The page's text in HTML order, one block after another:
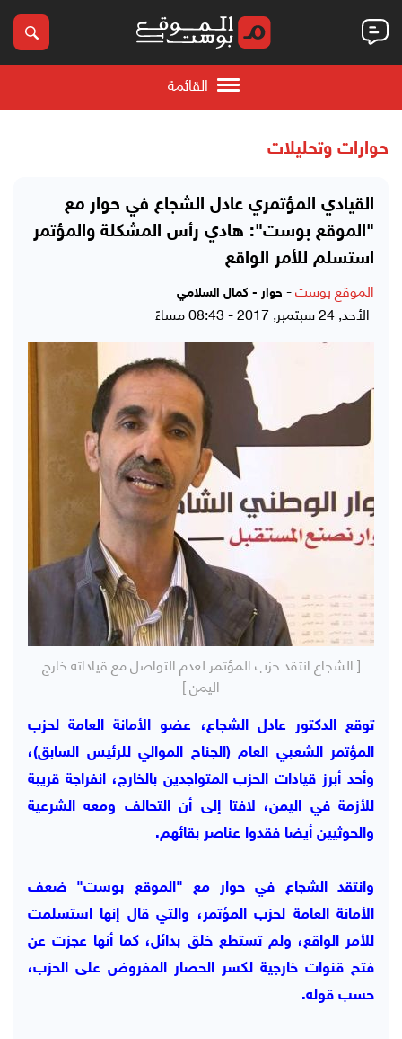
القائمة
حوارات وتحليلات
القيادي المؤتمري عادل الشجاع في حوار مع
"الموقع بوست": هادي رأس المشكلة والمؤتمر
استسلم للأمر الواقع
الموقع بوست- حوار - كمال السلامي
الأحد, 24 سبتمبر, 2017 - 08:43 مساءً
[ الشجاع انتقد حزب المؤتمر لعدم التواصل مع قياداته خارج
اليمن ]
توقع الدكتور عادل الشجاع، عضو الأمانة العامة لحزب
المؤتمر الشعبي العام (الجناح الموالي للرئيس السابق)،
وأحد أبرز قيادات الحزب المتواجدين بالخارج، انفراجة قريبة
للأزمة في اليمن، لافتا إلى أن التحالف ومعه الشرعية
والحوثيين أيضا فقدوا عناصر بقائهم.
وانتقد الشجاع في حوار مع "الموقع بوست" ضعف
الأمانة العامة لحزب المؤتمر، والتي قال إنها استسلمت
للأمر الواقع، ولم تستطع خلق بدائل، كما أنها عجزت عن
فتح قنوات خارجية لكسر الحصار المفروض على الحزب،
حسب قوله.